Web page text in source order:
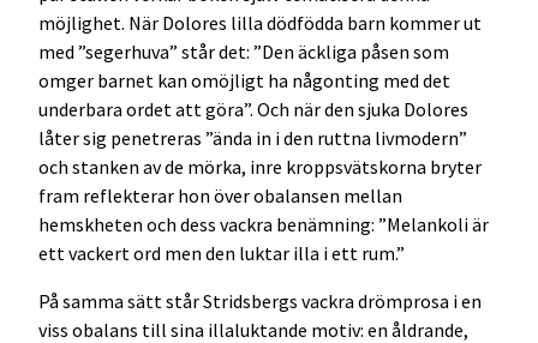
möjlighet. När Dolores lilla dödfödda barn kommer ut
med ”segerhuva” står det: ”Den äckliga påsen som
omger barnet kan omöjligt ha någonting med det
underbara ordet att göra”. Och när den sjuka Dolores
låter sig penetreras ”ända in i den ruttna livmodern”
och stanken av de mörka, inre kroppsvätskorna bryter
fram reflekterar hon över obalansen mellan
hemskheten och dess vackra benämning: ”Melankoli är
ett vackert ord men den luktar illa i ett rum.”
På samma sätt står Stridsbergs vackra drömprosa i en
viss obalans till sina illaluktande motiv: en åldrande,